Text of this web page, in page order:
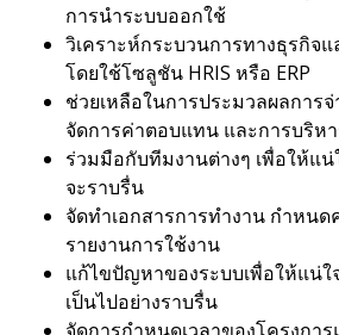
การนำระบบออกใช้
วิเคราะห์กระบวนการทางธุรกิจ
โดยใช้โซลูชัน HRIS หรือ ERP
ช่วยเหลือในการประมวลผลการจ่
จัดการค่าตอบแทน และการบริห
ร่วมมือกับทีมงานต่างๆ เพื่อให้แ
จะราบรื่น
จัดทำเอกสารการทำงาน กำหน
รายงานการใช้งาน
แก้ไขปัญหาของระบบเพื่อให้แน่ใ
เป็นไปอย่างราบรื่น